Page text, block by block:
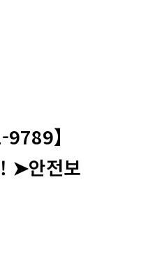
】
➤안전보